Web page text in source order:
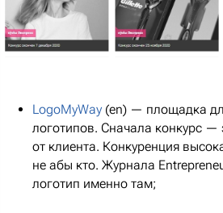
LogoMyWay (en) — площадка
логотипов. Сначала конкурс —
от клиента. Конкуренция
не абы кто. Журнала
логотип именно там;